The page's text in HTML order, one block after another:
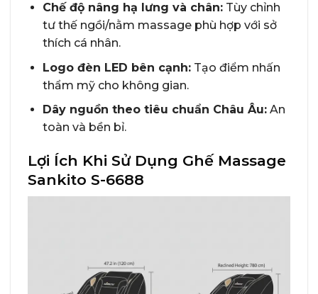
Chế độ nâng hạ lưng và chân:Tùy chỉnh
tư thế ngồi/nằm massage phù hợp với sở
thích cá nhân.
Logo đèn LED bên cạnh:Tạo điểm nhấn
thẩm mỹ cho không gian.
Dây nguồn theo tiêu chuẩn Châu Âu:An
toàn và bền bỉ.
Lợi Ích Khi Sử Dụng Ghế Massage
Sankito S-6688